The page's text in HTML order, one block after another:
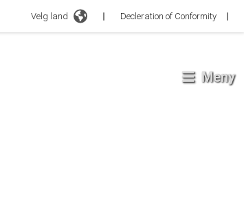
Velg land Decleration of Conformity
Meny